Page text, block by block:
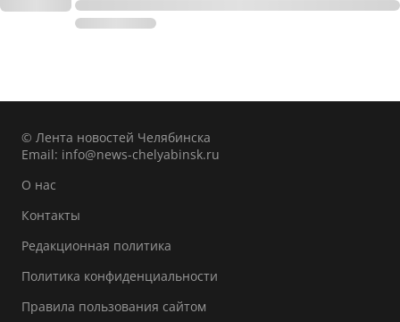
© Лента новостей Челябинска
Email: info@news-chelyabinsk.ru
О нас
Контакты
Редакционная политика
Политика конфиденциальности
Правила пользования сайтом